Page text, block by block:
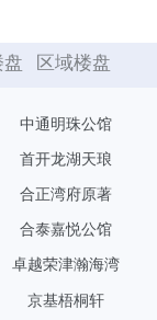
盘 区域楼盘
中通明珠公馆
首开龙湖天琅
合正湾府原著
合泰嘉悦公馆
卓越荣津瀚海湾
京基梧桐轩